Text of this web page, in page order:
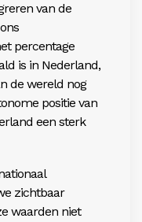
van de
percentage
is in Nederland,
de wereld nog
positie van
een sterk
zichtbaar
waarden niet